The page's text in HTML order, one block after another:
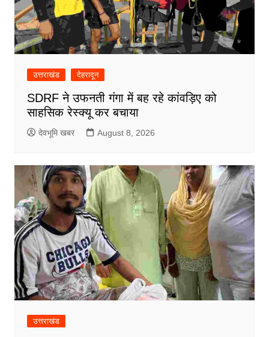
उत्तराखंड देहरादून
SDRF ने उफनती गंगा में बह रहे कांवड़िए को
साहसिक रेस्क्यू कर बचाया
देवभूमि खबर August 8, 2026
उत्तराखंड